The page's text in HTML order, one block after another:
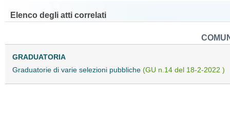
Elenco degli atti correlati
GRADUATORIA
Graduatorie di varie selezioni pubbliche (GU n.14 del 18-2-2022 )